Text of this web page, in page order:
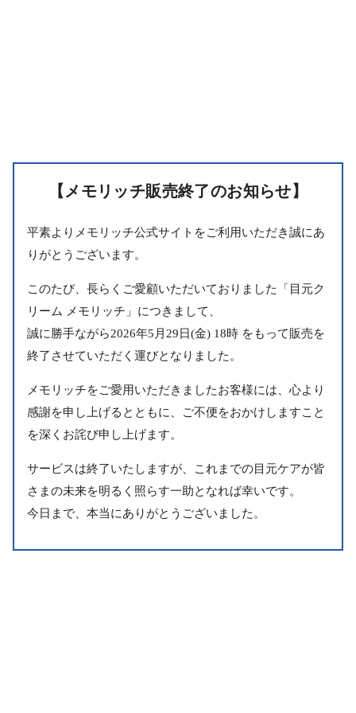
【メモリッチ販売終了のお知らせ】
平素よりメモリッチ公式サイトをご利用いただき誠にあ
りがとうございます。
このたび、長らくご愛顧いただいておりました「目元ク
リーム メモリッチ」につきまして、
誠に勝手ながら2026年5月29日(金) 18時 をもって販売を
終了させていただく運びとなりました。
メモリッチをご愛用いただきましたお客様には、心より
感謝を申し上げるとともに、ご不便をおかけしますこと
を深くお詫び申し上げます。
サービスは終了いたしますが、これまでの目元ケアが皆
さまの未来を明るく照らす一助となれば幸いです。
今日まで、本当にありがとうございました。